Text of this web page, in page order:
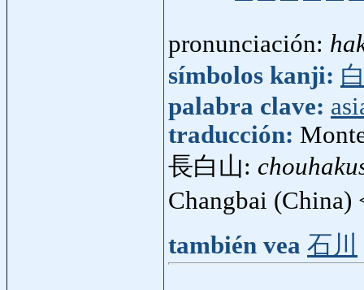
pronunciación:
símbolos kanji:
palabra clave:
traducción:
長白山:
Changbai (China)
también vea 石川